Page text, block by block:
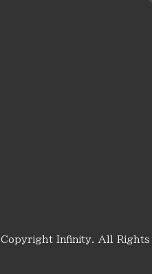
Copyright Infinity. All Rights